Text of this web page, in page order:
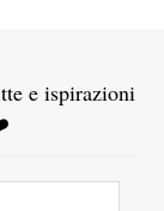
e ispirazioni